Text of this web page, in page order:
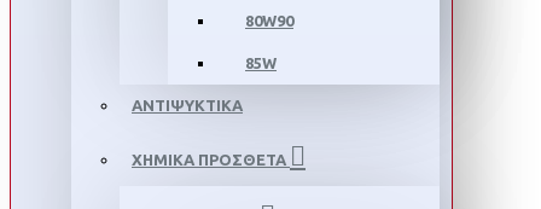
80W90
85W
ΑΝΤΙΨΥΚΤΙΚΑ
ΧΗΜΙΚΑ ΠΡΟΣΘΕΤΑ